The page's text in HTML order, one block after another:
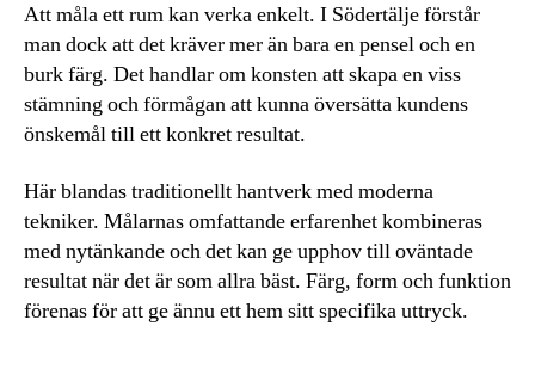
Att måla ett rum kan verka enkelt. I Södertälje förstår
man dock att det kräver mer än bara en pensel och en
burk färg. Det handlar om konsten att skapa en viss
stämning och förmågan att kunna översätta kundens
önskemål till ett konkret resultat.
Här blandas traditionellt hantverk med moderna
tekniker. Målarnas omfattande erfarenhet kombineras
med nytänkande och det kan ge upphov till oväntade
resultat när det är som allra bäst. Färg, form och funktion
förenas för att ge ännu ett hem sitt specifika uttryck.